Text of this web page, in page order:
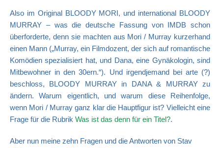
Also im Original BLOODY MORI, und international BLOODY
MURRAY – was die deutsche Fassung von IMDB schon
überforderte, denn sie machten aus Mori / Murray kurzerhand
einen Mann („Murray, ein Filmdozent, der sich auf romantische
Komödien spezialisiert hat, und Dana, eine Gynäkologin, sind
Mitbewohner in den 30ern.“). Und irgendjemand bei arte (?)
beschloss, BLOODY MURRAY in DANA & MURRAY zu
ändern. Warum eigentlich, und warum diese Reihenfolge,
wenn Mori / Murray ganz klar die Hauptfigur ist? Vielleicht eine
Frage für die Rubrik Was ist das denn für ein Titel?.
Aber nun meine zehn Fragen und die Antworten von Stav